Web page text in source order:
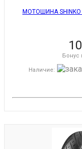
МОТОШИНА SHINKO
Бонус
Наличие: